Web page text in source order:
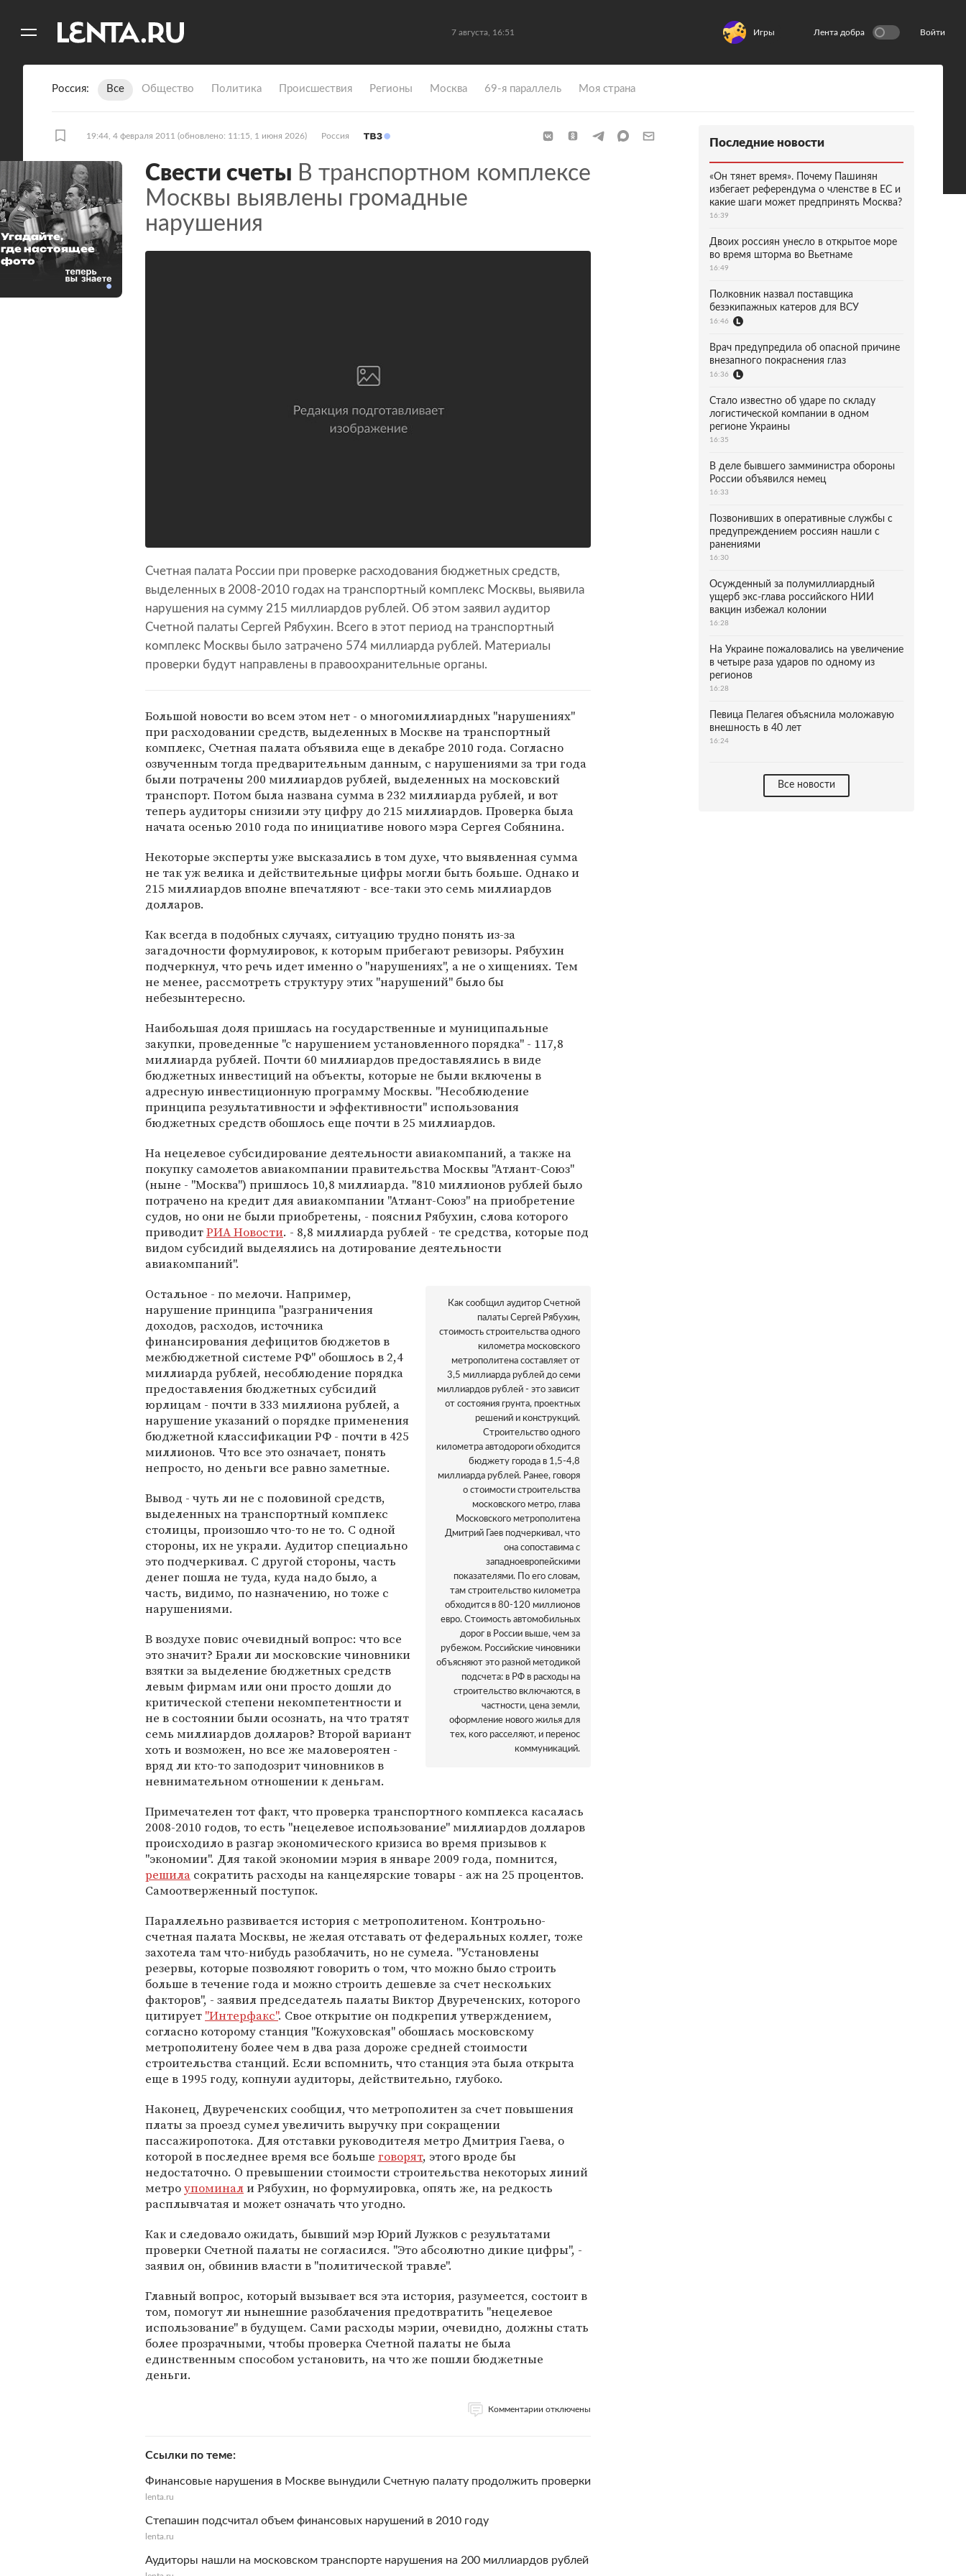
7 августа, 16:51 Игры Лента добра Войти
Россия Все Общество Политика Происшествия Регионы Москва 69-я параллель Моя страна
19:44, 4 февраля 2011 (обновлено: 11:15, 1 июня 2026) Россия
Свести счеты В транспортном комплексе
Москвы выявлены громадные
нарушения
Счетная палата России при проверке расходования бюджетных средств,
выделенных в 2008-2010 годах на транспортный комплекс Москвы, выявила
нарушения на сумму 215 миллиардов рублей. Об этом заявил аудитор
Счетной палаты Сергей Рябухин. Всего в этот период на транспортный
комплекс Москвы было затрачено 574 миллиарда рублей. Материалы
проверки будут направлены в правоохранительные органы.
Большой новости во всем этом нет - о многомиллиардных "нарушениях"
при расходовании средств, выделенных в Москве на транспортный
комплекс, Счетная палата объявила еще в декабре 2010 года. Согласно
озвученным тогда предварительным данным, с нарушениями за три года
были потрачены 200 миллиардов рублей, выделенных на московский
транспорт. Потом была названа сумма в 232 миллиарда рублей, и вот
теперь аудиторы снизили эту цифру до 215 миллиардов. Проверка была
начата осенью 2010 года по инициативе нового мэра Сергея Собянина.
Некоторые эксперты уже высказались в том духе, что выявленная сумма
не так уж велика и действительные цифры могли быть больше. Однако и
215 миллиардов вполне впечатляют - все-таки это семь миллиардов
долларов.
Как всегда в подобных случаях, ситуацию трудно понять из-за
загадочности формулировок, к которым прибегают ревизоры. Рябухин
подчеркнул, что речь идет именно о "нарушениях", а не о хищениях. Тем
не менее, рассмотреть структуру этих "нарушений" было бы
небезынтересно.
Наибольшая доля пришлась на государственные и муниципальные
закупки, проведенные "с нарушением установленного порядка" - 117,8
миллиарда рублей. Почти 60 миллиардов предоставлялись в виде
бюджетных инвестиций на объекты, которые не были включены в
адресную инвестиционную программу Москвы. "Несоблюдение
принципа результативности и эффективности" использования
бюджетных средств обошлось еще почти в 25 миллиардов.
На нецелевое субсидирование деятельности авиакомпаний, а также на
покупку самолетов авиакомпании правительства Москвы "Атлант-Союз"
(ныне - "Москва") пришлось 10,8 миллиарда. "810 миллионов рублей было
потрачено на кредит для авиакомпании "Атлант-Союз" на приобретение
судов, но они не были приобретены, - пояснил Рябухин, слова которого
приводитРИА Новости. - 8,8 миллиарда рублей - те средства, которые под
видом субсидий выделялись на дотирование деятельности
авиакомпаний".
Как сообщил аудитор Счетной
палаты Сергей Рябухин,
стоимость строительства одного
километра московского
метрополитена составляет от
3,5 миллиарда рублей до семи
миллиардов рублей - это зависит
от состояния грунта, проектных
решений и конструкций.
Строительство одного
километра автодороги обходится
бюджету города в 1,5-4,8
миллиарда рублей. Ранее, говоря
о стоимости строительства
московского метро, глава
Московского метрополитена
Дмитрий Гаев подчеркивал, что
она сопоставима с
западноевропейскими
показателями. По его словам,
там строительство километра
обходится в 80-120 миллионов
евро. Стоимость автомобильных
дорог в России выше, чем за
рубежом. Российские чиновники
объясняют это разной методикой
подсчета: в РФ в расходы на
строительство включаются, в
частности, цена земли,
оформление нового жилья для
тех, кого расселяют, и перенос
коммуникаций.
Остальное - по мелочи. Например,
нарушение принципа "разграничения
доходов, расходов, источника
финансирования дефицитов бюджетов в
межбюджетной системе РФ" обошлось в 2,4
миллиарда рублей, несоблюдение порядка
предоставления бюджетных субсидий
юрлицам - почти в 333 миллиона рублей, а
нарушение указаний о порядке применения
бюджетной классификации РФ - почти в 425
миллионов. Что все это означает, понять
непросто, но деньги все равно заметные.
Вывод - чуть ли не с половиной средств,
выделенных на транспортный комплекс
столицы, произошло что-то не то. С одной
стороны, их не украли. Аудитор специально
это подчеркивал. С другой стороны, часть
денег пошла не туда, куда надо было, а
часть, видимо, по назначению, но тоже с
нарушениями.
В воздухе повис очевидный вопрос: что все
это значит? Брали ли московские чиновники
взятки за выделение бюджетных средств
левым фирмам или они просто дошли до
критической степени некомпетентности и
не в состоянии были осознать, на что тратят
семь миллиардов долларов? Второй вариант
хоть и возможен, но все же маловероятен -
вряд ли кто-то заподозрит чиновников в
невнимательном отношении к деньгам.
Примечателен тот факт, что проверка транспортного комплекса касалась
2008-2010 годов, то есть "нецелевое использование" миллиардов долларов
происходило в разгар экономического кризиса во время призывов к
"экономии". Для такой экономии мэрия в январе 2009 года, помнится,
решила сократить расходы на канцелярские товары - аж на 25 процентов.
Самоотверженный поступок.
Параллельно развивается история с метрополитеном. Контрольно-
счетная палата Москвы, не желая отставать от федеральных коллег, тоже
захотела там что-нибудь разоблачить, но не сумела. "Установлены
резервы, которые позволяют говорить о том, что можно было строить
больше в течение года и можно строить дешевле за счет нескольких
факторов", - заявил председатель палаты Виктор Двуреченских, которого
цитирует "Интерфакс". Свое открытие он подкрепил утверждением,
согласно которому станция "Кожуховская" обошлась московскому
метрополитену более чем в два раза дороже средней стоимости
строительства станций. Если вспомнить, что станция эта была открыта
еще в 1995 году, копнули аудиторы, действительно, глубоко.
Наконец, Двуреченских сообщил, что метрополитен за счет повышения
платы за проезд сумел увеличить выручку при сокращении
пассажиропотока. Для отставки руководителя метро Дмитрия Гаева, о
которой в последнее время все больше говорят, этого вроде бы
недостаточно. О превышении стоимости строительства некоторых линий
метроупоминали Рябухин, но формулировка, опять же, на редкость
расплывчатая и может означать что угодно.
Как и следовало ожидать, бывший мэр Юрий Лужков с результатами
проверки Счетной палаты не согласился. "Это абсолютно дикие цифры", -
заявил он, обвинив власти в "политической травле".
Главный вопрос, который вызывает вся эта история, разумеется, состоит в
том, помогут ли нынешние разоблачения предотвратить "нецелевое
использование" в будущем. Сами расходы мэрии, очевидно, должны стать
более прозрачными, чтобы проверка Счетной палаты не была
единственным способом установить, на что же пошли бюджетные
деньги.
Комментарии отключены
Ссылки по теме
Финансовые нарушения в Москве вынудили Счетную палату продолжить проверки
lenta.ru
Степашин подсчитал объем финансовых нарушений в 2010 году
lenta.ru
Аудиторы нашли на московском транспорте нарушения на 200 миллиардов рублей
Угадайте,
где настоящее
фото
Последние новости
«Он тянет время». Почему Пашинян
избегает референдума о членстве в ЕС и
какие шаги может предпринять Москва?
16:39
Двоих россиян унесло в открытое море
во время шторма во Вьетнаме
16:49
Полковник назвал поставщика
безэкипажных катеров для ВСУ
16:46
Врач предупредила об опасной причине
внезапного покраснения глаз
16:36
Стало известно об ударе по складу
логистической компании в одном
регионе Украины
16:35
В деле бывшего замминистра обороны
России объявился немец
16:33
Позвонивших в оперативные службы с
предупреждением россиян нашли с
ранениями
16:30
Осужденный за полумиллиардный
ущерб экс-глава российского НИИ
вакцин избежал колонии
16:28
На Украине пожаловались на увеличение
в четыре раза ударов по одному из
регионов
16:28
Певица Пелагея объяснила моложавую
внешность в 40 лет
16:24
Все новости